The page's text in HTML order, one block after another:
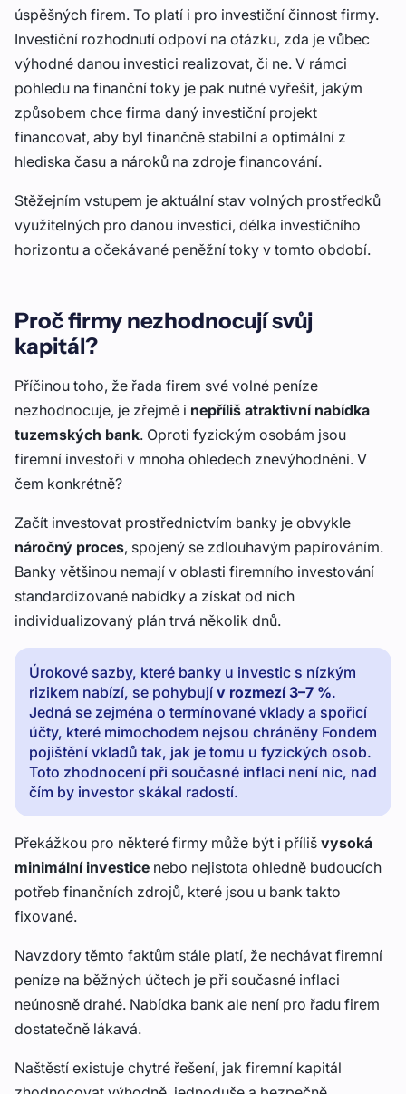
úspěšných firem. To platí i pro investiční činnost firmy.
Investiční rozhodnutí odpoví na otázku, zda je vůbec
výhodné danou investici realizovat, či ne. V rámci
pohledu na finanční toky je pak nutné vyřešit, jakým
způsobem chce firma daný investiční projekt
financovat, aby byl finančně stabilní a optimální z
hlediska času a nároků na zdroje financování.
Stěžejním vstupem je aktuální stav volných prostředků
využitelných pro danou investici, délka investičního
horizontu a očekávané peněžní toky v tomto období.
Proč firmy nezhodnocují svůj
kapitál?
Příčinou toho, že řada firem své volné peníze
nezhodnocuje, je zřejmě i nepříliš atraktivní nabídka
tuzemských bank. Oproti fyzickým osobám jsou
firemní investoři v mnoha ohledech znevýhodněni. V
čem konkrétně?
Začít investovat prostřednictvím banky je obvykle
náročný proces, spojený se zdlouhavým papírováním.
Banky většinou nemají v oblasti firemního investování
standardizované nabídky a získat od nich
individualizovaný plán trvá několik dnů.
Úrokové sazby, které banky u investic s nízkým
rizikem nabízí, se pohybují v rozmezí 3–7 %.
Jedná se zejména o termínované vklady a spořicí
účty, které mimochodem nejsou chráněny Fondem
pojištění vkladů tak, jak je tomu u fyzických osob.
Toto zhodnocení při současné inflaci není nic, nad
čím by investor skákal radostí.
Překážkou pro některé firmy může být i příliš vysoká
minimální investice nebo nejistota ohledně budoucích
potřeb finančních zdrojů, které jsou u bank takto
fixované.
Navzdory těmto faktům stále platí, že nechávat firemní
peníze na běžných účtech je při současné inflaci
neúnosně drahé. Nabídka bank ale není pro řadu firem
dostatečně lákavá.
Naštěstí existuje chytré řešení, jak firemní kapitál